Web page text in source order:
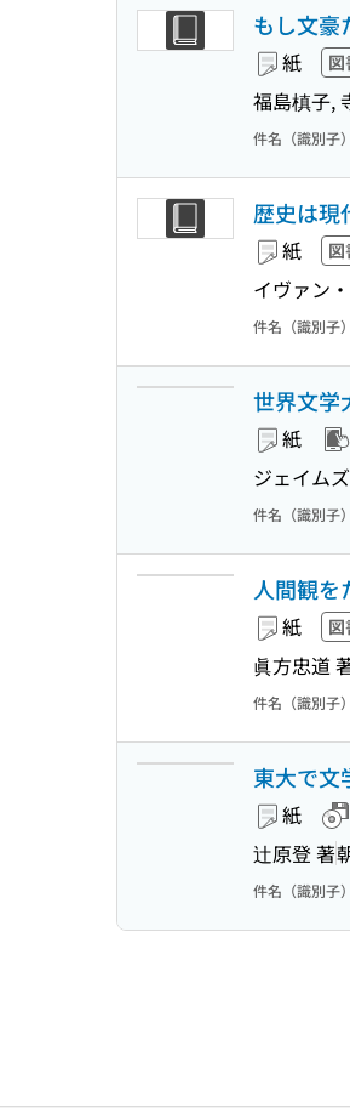
もし文豪
紙 図
福島槙子,
件名（識別子）
歴史は現
紙 図
イヴァン
件名（識別子）
世界文学
紙
ジェイム
件名（識別子）
人間観を
紙 図
眞方忠道
件名（識別子）
東大で文
紙
辻原登 著
件名（識別子）